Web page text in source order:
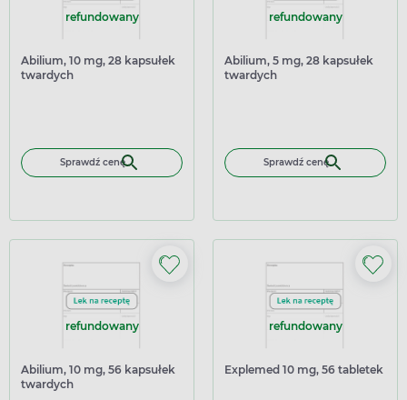
refundowany
Abilium, 10 mg, 28 kapsułek
twardych
Sprawdź cenę
refundowany
Abilium, 5 mg, 28 kapsułek
twardych
Sprawdź cenę
refundowany
Abilium, 10 mg, 56 kapsułek
twardych
refundowany
Explemed 10 mg, 56 tabletek